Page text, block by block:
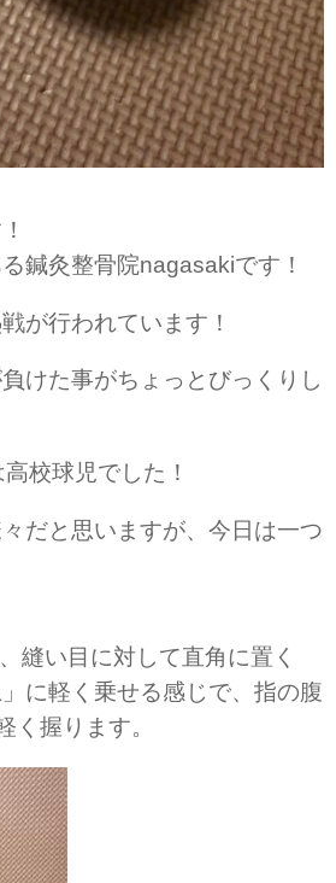
鍼灸整骨院nagasakiです！
が行われています！
けた事がちょっとびっくりし
校球児でした！
だと思いますが、今日は一つ
縫い目に対して直角に置く
に軽く乗せる感じで、指の腹
く握ります。